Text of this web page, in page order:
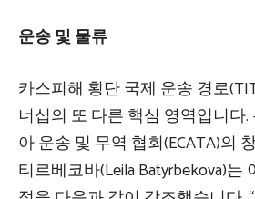
운송 및 물류
카스피해 횡단 국제 운송 경로
너십의 또 다른 핵심 영역입니다
아 운송 및 무역 협회(ECATA)의
티르베코바(Leila Batyrbekova)는